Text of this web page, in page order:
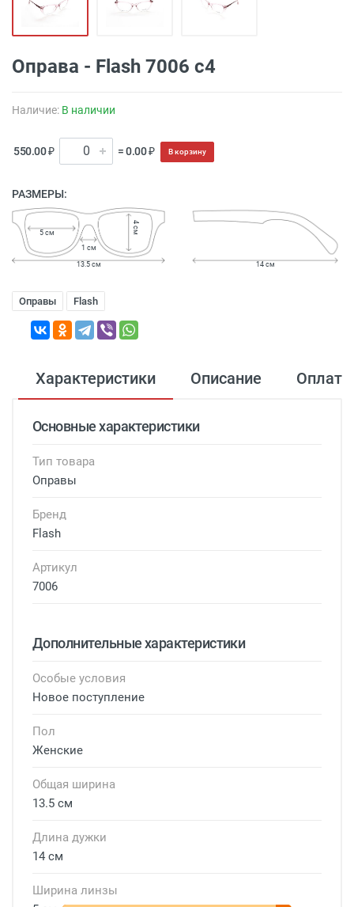
Оправа - Flash 7006 c4
Наличие: В наличии
550.00 ₽ = 0.00 ₽ В корзину
РАЗМЕРЫ:
1 см
5 см 4 см
13.5 см 14 см
Оправы Flash
Характеристики Описание Оплата
Основные характеристики
Тип товара
Оправы
Бренд
Flash
Артикул
7006
Дополнительные характеристики
Особые условия
Новое поступление
Пол
Женские
Общая ширина
13.5 см
Длина дужки
14 см
Ширина линзы